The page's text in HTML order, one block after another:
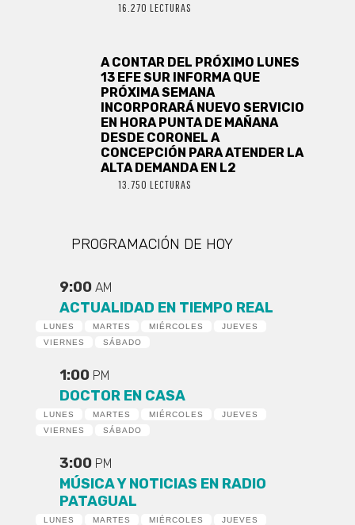
16.270 LECTURAS
A CONTAR DEL PRÓXIMO LUNES
13 EFE SUR INFORMA QUE
PRÓXIMA SEMANA
INCORPORARÁ NUEVO SERVICIO
EN HORA PUNTA DE MAÑANA
DESDE CORONEL A
CONCEPCIÓN PARA ATENDER LA
ALTA DEMANDA EN L2
13.750 LECTURAS
PROGRAMACIÓN DE HOY
9:00 AM
ACTUALIDAD EN TIEMPO REAL
LUNES MARTES MIÉRCOLES
JUEVES
VIERNES
SÁBADO
1:00 PM
DOCTOR EN CASA
LUNES MARTES MIÉRCOLES
JUEVES
VIERNES
SÁBADO
3:00 PM
MÚSICA Y NOTICIAS EN RADIO
PATAGUAL
LUNES MARTES MIÉRCOLES
JUEVES